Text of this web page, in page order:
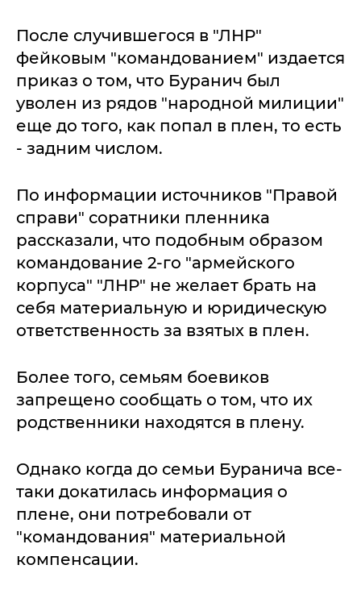
После случившегося в "ЛНР"
фейковым "командованием" издается
приказ о том, что Буранич был
уволен из рядов "народной милиции"
еще до того, как попал в плен, то есть
- задним числом.
По информации источников "Правой
справи" соратники пленника
рассказали, что подобным образом
командование 2-го "армейского
корпуса" "ЛНР" не желает брать на
себя материальную и юридическую
ответственность за взятых в плен.
Более того, семьям боевиков
запрещено сообщать о том, что их
родственники находятся в плену.
Однако когда до семьи Буранича все-
таки докатилась информация о
плене, они потребовали от
"командования" материальной
компенсации.